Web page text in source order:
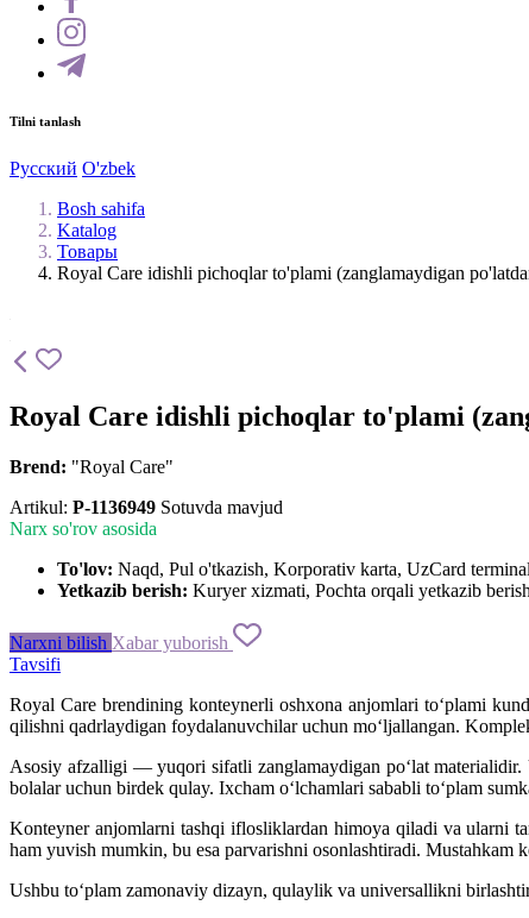
Tilni tanlash
Русский O'zbek
Bosh sahifa
Katalog
Товары
Royal Care idishli pichoqlar to'plami (zanglamaydigan
Royal Care idishli pichoqlar to'plami
Brend: "Royal Care"
Artikul: P-1136949 Sotuvda mavjud
Narx so'rov asosida
To'lov: Naqd, Pul o'tkazish, Korporativ karta, UzCard
Yetkazib berish: Kuryer xizmati, Pochta orqali yetkazib
Narxni bilish Xabar yuborish
Tavsifi
Royal Care brendining konteynerli oshxona anjomlari to‘plami
qilishni qadrlaydigan foydalanuvchilar uchun mo‘ljallangan.
Asosiy afzalligi — yuqori sifatli zanglamaydigan po‘lat
bolalar uchun birdek qulay. Ixcham o‘lchamlari sababli to‘plam
Konteyner anjomlarni tashqi iflosliklardan himoya qiladi va ularni
ham yuvish mumkin, bu esa parvarishni osonlashtiradi.
Ushbu to‘plam zamonaviy dizayn, qulaylik va universallikni